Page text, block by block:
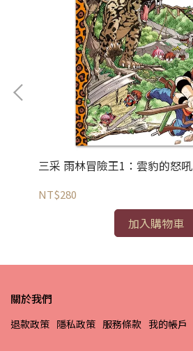
三采 雨林冒險王1：雲豹的怒吼
NT$280
加入購物車
關於我們
退款政策 隱私政策 服務條款 我的帳戶